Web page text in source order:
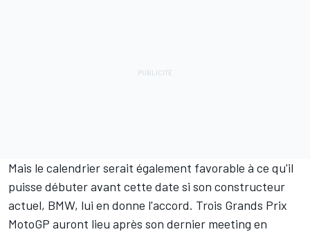
Mais le calendrier serait également favorable à ce qu'il
puisse débuter avant cette date si son constructeur
actuel, BMW, lui en donne l'accord. Trois Grands Prix
MotoGP auront lieu après son dernier meeting en